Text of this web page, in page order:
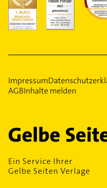
Impressum
AGBInhalte melden
Ein Service Ihrer
Gelbe Seiten Verlage